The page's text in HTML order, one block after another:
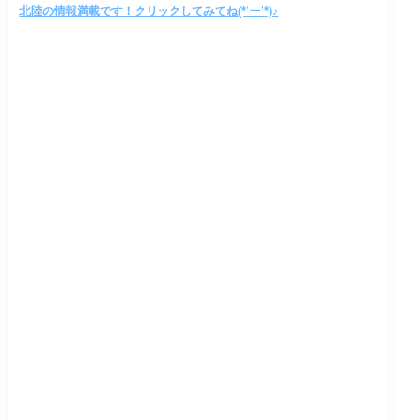
北陸の情報満載です！クリックしてみてね(*’ー’*)♪